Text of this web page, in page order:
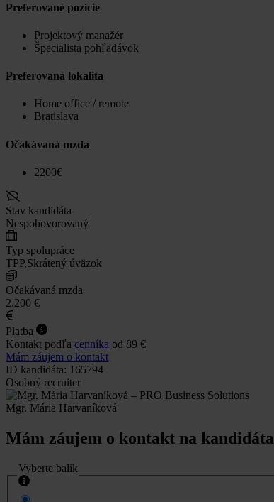
Preferované pozície
Projektový manažér
Špecialista pohľadávok
Preferovaná lokalita
Home office / remote
Bratislava
Očakávaná mzda
2200€
Stav kandidáta
Nespohovorovaný
Typ spolupráce
TPP,Skrátený úväzok
Očakávaná mzda
2.200 €
Platba
Kontakt podľa cenníka od 89 €
Mám záujem o kontakt
ID kandidáta: 165794
Osobný recruiter
Mgr. Mária Harvaníková
Mám záujem o kontakt na kandidáta
Vyberte balík